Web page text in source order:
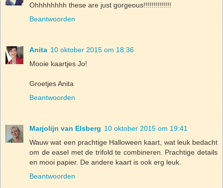
Ohhhhhhhh these are just gorgeous!!!!!!!!!!!!!!
Beantwoorden
Anita 10 oktober 2015 om 18:36
Mooie kaartjes Jo!
Groetjes Anita
Beantwoorden
Marjolijn van Elsberg 10 oktober 2015 om 19:41
Wauw wat een prachtige Halloween kaart, wat leuk bedacht
om de easel met de trifold te combineren. Prachtige details
en mooi papier. De andere kaart is ook erg leuk.
Beantwoorden